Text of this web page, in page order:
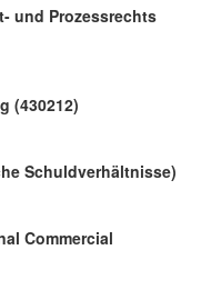
und Prozessrechts
(430212)
Schuldverhältnisse)
Commercial